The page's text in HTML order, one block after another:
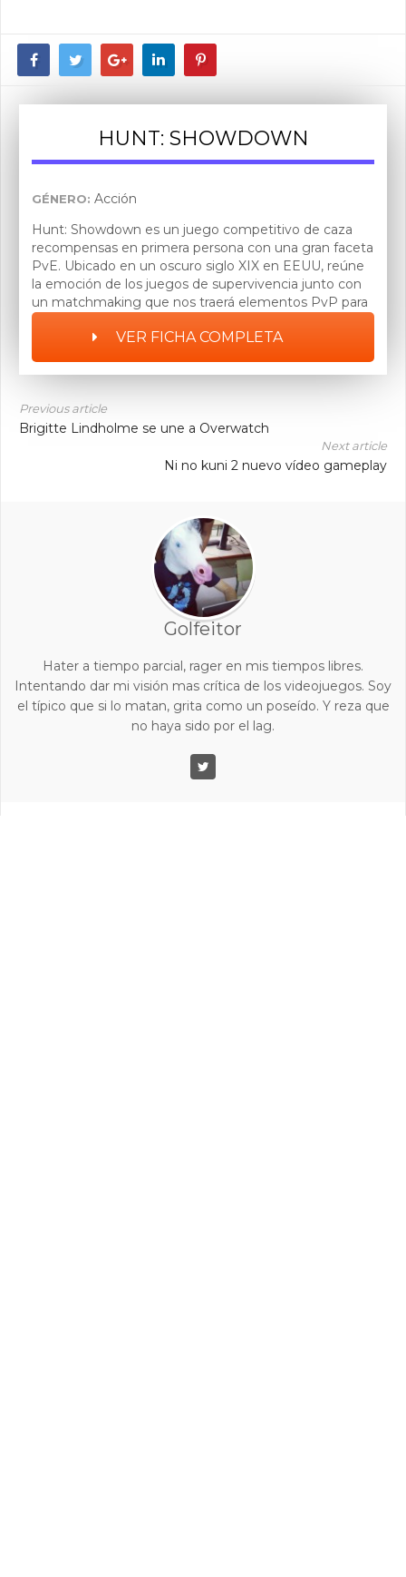
HUNT: SHOWDOWN
GÉNERO: Acción
Hunt: Showdown es un juego competitivo de caza
recompensas en primera persona con una gran faceta
PvE. Ubicado en un oscuro siglo XIX en EEUU, reúne
la emoción de los juegos de supervivencia junto con
un matchmaking que nos traerá elementos PvP para
crear una experiencia de tensión única.
VER FICHA COMPLETA
Previous article
Brigitte Lindholme se une a Overwatch
Next article
Ni no kuni 2 nuevo vídeo gameplay
Golfeitor
Hater a tiempo parcial, rager en mis tiempos libres.
Intentando dar mi visión mas crítica de los videojuegos. Soy
el típico que si lo matan, grita como un poseído. Y reza que
no haya sido por el lag.